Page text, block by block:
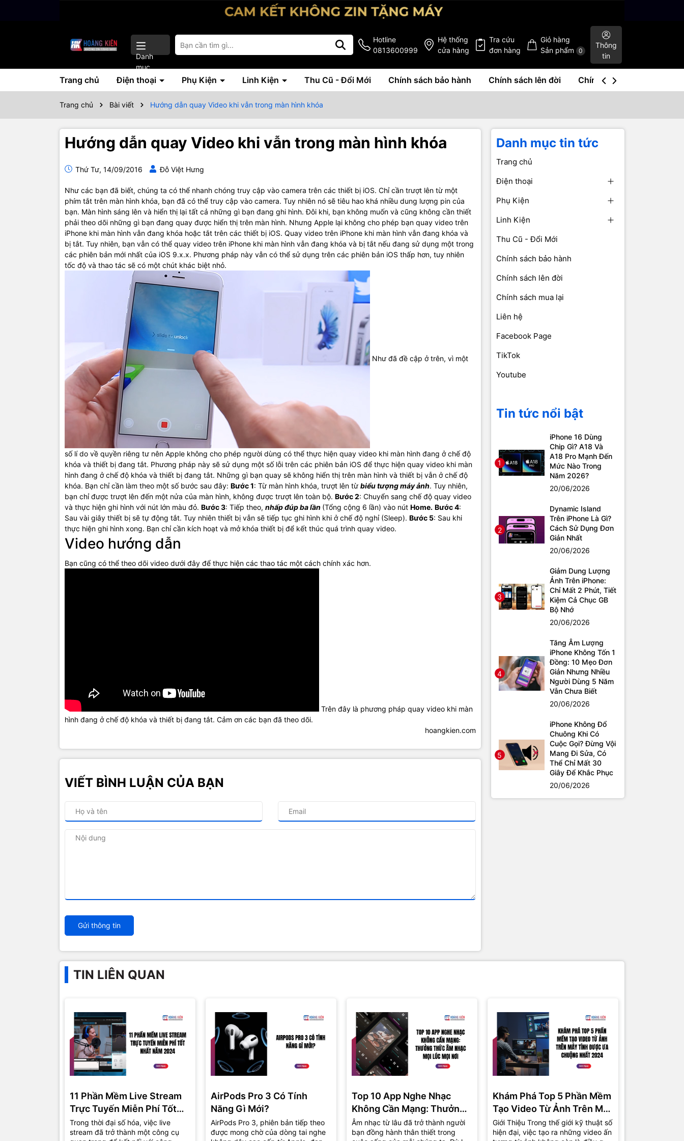
Danh
mục
Hotline
0813600999
Hệ thống
cửa hàng
Tra cứu
đơn hàng
Giỏ hàng
Sản phẩm
0
Thông
tin
Trang chủ Điện thoại Phụ Kiện Linh Kiện Thu Cũ - Đổi Mới Chính sách bảo hành Chính sách lên đời Chính sách mua lại
Trang chủ Bài viết Hướng dẫn quay Video khi vẫn trong màn hình khóa
Hướng dẫn quay Video khi vẫn trong màn hình khóa
Thứ Tư, 14/09/2016 Đỗ Việt Hưng
Như các bạn đã biết, chúng ta có thể nhanh chóng truy cập vào camera trên các thiết bị iOS. Chỉ cần trượt lên từ một
phím tắt trên màn hình khóa, bạn đã có thể truy cập vào camera. Tuy nhiên nó sẽ tiêu hao khá nhiều dung lượng pin của
bạn. Màn hình sáng lên và hiển thị lại tất cả những gì bạn đang ghi hình. Đôi khi, bạn không muốn và cũng không cần thiết
phải theo dõi những gì bạn đang quay được hiển thị trên màn hình. Nhưng Apple lại không cho phép bạn quay video trên
iPhone khi màn hình vẫn đang khóa hoặc tắt trên các thiết bị iOS. Quay video trên iPhone khi màn hình vẫn đang khóa và
bị tắt. Tuy nhiên, bạn vẫn có thể quay video trên iPhone khi màn hình vẫn đang khóa và bị tắt nếu đang sử dụng một trong
các phiên bản mới nhất của iOS 9.x.x. Phương pháp này vẫn có thể sử dụng trên các phiên bản iOS thấp hơn, tuy nhiên
tốc độ và thao tác sẽ có một chút khác biệt nhỏ.
Như đã đề cập ở trên, vì một
số lí do về quyền riêng tư nên Apple không cho phép người dùng có thể thực hiện quay video khi màn hình đang ở chế độ
khóa và thiết bị đang tắt. Phương pháp này sẽ sử dụng một số lỗi trên các phiên bản iOS để thực hiện quay video khi màn
hình đang ở chế độ khóa và thiết bị đang tắt. Những gì bạn quay sẽ không hiển thị trên màn hình và thiết bị vẫn ở chế độ
khóa. Bạn chỉ cần làm theo một số bước sau đây: Bước 1: Từ màn hình khóa, trượt lên từ biểu tượng máy ảnh. Tuy nhiên,
bạn chỉ được trượt lên đến một nửa của màn hình, không được trượt lên toàn bộ. Bước 2: Chuyển sang chế độ quay video
và thực hiện ghi hình với nút lớn màu đỏ. Bước 3: Tiếp theo, nhấp đúp ba lần (Tổng cộng 6 lần) vào nút Home. Bước 4:
Sau vài giây thiết bị sẽ tự động tắt. Tuy nhiên thiết bị vẫn sẽ tiếp tục ghi hình khi ở chế độ nghỉ (Sleep). Bước 5: Sau khi
thực hiện ghi hình xong. Bạn chỉ cần kích hoạt và mở khóa thiết bị để kết thúc quá trình quay video.
Video hướng dẫn
Bạn cũng có thể theo dõi video dưới đây để thực hiện các thao tác một cách chính xác hơn.
Trên đây là phương pháp quay video khi màn
hình đang ở chế độ khóa và thiết bị đang tắt. Cảm ơn các bạn đã theo dõi.
hoangkien.com
VIẾT BÌNH LUẬN CỦA BẠN
Gửi thông tin
Danh mục tin tức
Trang chủ
Điện thoại
Phụ Kiện
Linh Kiện
Thu Cũ - Đổi Mới
Chính sách bảo hành
Chính sách lên đời
Chính sách mua lại
Liên hệ
Facebook Page
TikTok
Youtube
Tin tức nổi bật
1
iPhone 16 Dùng
Chip Gì? A18 Và
A18 Pro Mạnh Đến
Mức Nào Trong
Năm 2026?
20/06/2026
2
Dynamic Island
Trên iPhone Là Gì?
Cách Sử Dụng Đơn
Giản Nhất
20/06/2026
3
Giảm Dung Lượng
Ảnh Trên iPhone:
Chỉ Mất 2 Phút, Tiết
Kiệm Cả Chục GB
Bộ Nhớ
20/06/2026
4
Tăng Âm Lượng
iPhone Không Tốn 1
Đồng: 10 Mẹo Đơn
Giản Nhưng Nhiều
Người Dùng 5 Năm
Vẫn Chưa Biết
20/06/2026
5
iPhone Không Đổ
Chuông Khi Có
Cuộc Gọi? Đừng Vội
Mang Đi Sửa, Có
Thể Chỉ Mất 30
Giây Để Khắc Phục
20/06/2026
TIN LIÊN QUAN
11 Phần Mềm Live Stream
Trực Tuyến Miễn Phí Tốt
Nhất Năm 2024
Trong thời đại số hóa, việc live
stream đã trở thành một công cụ
AirPods Pro 3 Có Tính
Năng Gì Mới?
AirPods Pro 3, phiên bản tiếp theo
được mong chờ của dòng tai nghe
Top 10 App Nghe Nhạc
Không Cần Mạng: Thưởng
Thức Âm Nhạc Mọi Nơi
Âm nhạc từ lâu đã trở thành người
bạn đồng hành thân thiết trong
Khám Phá Top 5 Phần Mềm
Tạo Video Từ Ảnh Trên Máy
Tính Được Ưa Chuộng Nhất
2024
Giới Thiệu Trong thế giới kỹ thuật số
hiện đại, việc tạo ra những video ấn